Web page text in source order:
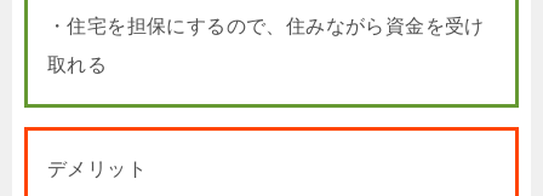
・住宅を担保にするので、住みながら資金を受け
取れる
デメリット